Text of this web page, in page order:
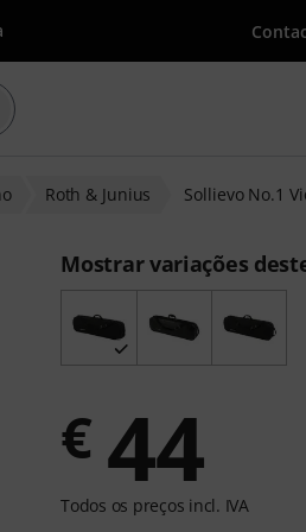
pesquisa com o termo de
Roth & Junius Sollievo No.1
Mostrar variações
€ 44
Todos os preços incl. IVA